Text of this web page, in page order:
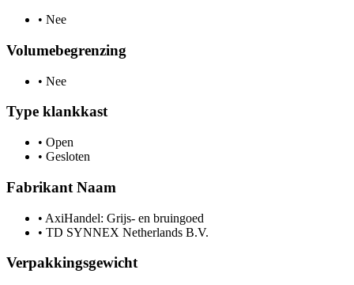
• Nee
Volumebegrenzing
• Nee
Type klankkast
• Open
• Gesloten
Fabrikant Naam
• AxiHandel: Grijs- en bruingoed
• TD SYNNEX Netherlands B.V.
Verpakkingsgewicht